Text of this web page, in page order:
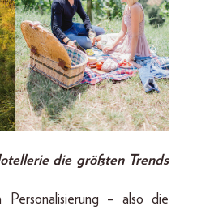
die größten Trends
– also die